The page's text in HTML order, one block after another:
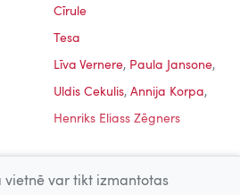
Cīrule
Tesa
Līva Vernere, Paula Jansone,
Uldis Cekulis, Annija Korpa,
Henriks Eliass Zēgners
vietnē var tikt izmantotas